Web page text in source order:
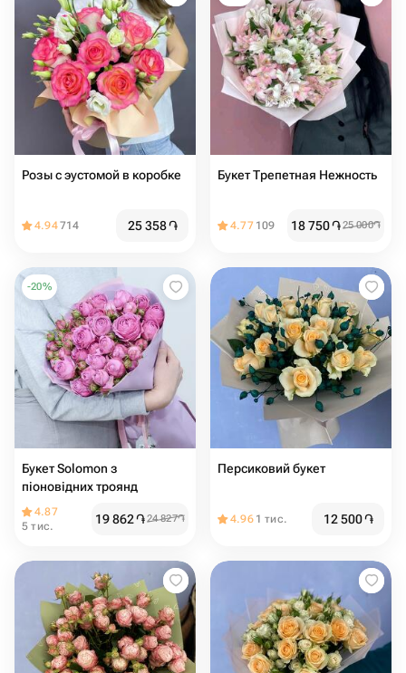
Розы с эустомой в коробке
4.94714 25 358֏
Букет Трепетная Нежность
4.77 109 18 750֏25 000֏
-20%
Букет Solomon з
піоновідних троянд
4.87
5 тис.
19 862֏24 827֏
Персиковий букет
4.96 1 тис. 12 500֏